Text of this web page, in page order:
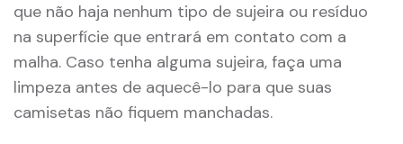
que não haja nenhum tipo de sujeira ou resíduo
na superfície que entrará em contato com a
malha. Caso tenha alguma sujeira, faça uma
limpeza antes de aquecê-lo para que suas
camisetas não fiquem manchadas.